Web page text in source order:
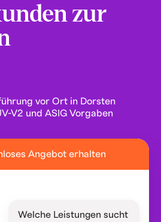
zur
vor Ort in Dorsten
V2 und ASIG Vorgaben
Angebot erhalten
Welche Leistungen sucht